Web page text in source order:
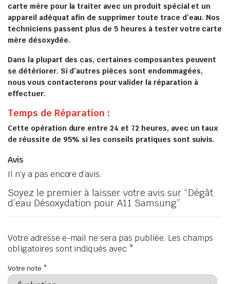
carte mère pour la traiter avec un produit spécial et un
appareil adéquat afin de supprimer toute trace d’eau. Nos
techniciens passent plus de 5 heures à tester votre carte
mère désoxydée.
Dans la plupart des cas, certaines composantes peuvent
se détériorer. Si d’autres pièces sont endommagées,
nous vous contacterons pour valider la réparation à
effectuer.
Temps de Réparation :
Cette opération dure entre 24 et 72 heures, avec un taux
de réussite de 95% si les conseils pratiques sont suivis.
Avis
Il n’y a pas encore d’avis.
Soyez le premier à laisser votre avis sur “Dégât
d’eau Désoxydation pour A11 Samsung”
Votre adresse e-mail ne sera pas publiée. Les champs
obligatoires sont indiqués avec *
Votre note *